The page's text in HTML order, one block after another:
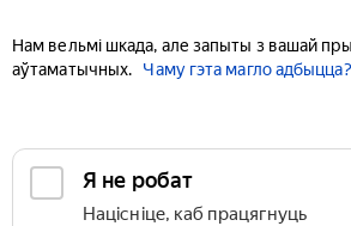
Нам вельмі шкада, але запыты з вашай
аўтаматычных.
Чаму гэта магло адбыцца?
Я не робат
Націсніце, каб працягнуць